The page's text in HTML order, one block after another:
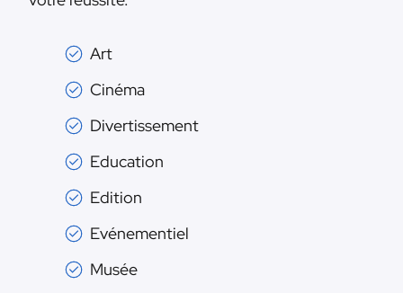
Art
Cinéma
Divertissement
Education
Edition
Evénementiel
Musée